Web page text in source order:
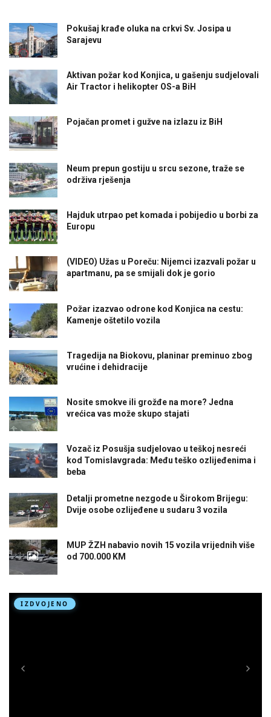
Pokušaj krađe oluka na crkvi Sv. Josipa u
Sarajevu
Aktivan požar kod Konjica, u gašenju sudjelovali
Air Tractor i helikopter OS-a BiH
Pojačan promet i gužve na izlazu iz BiH
Neum prepun gostiju u srcu sezone, traže se
održiva rješenja
Hajduk utrpao pet komada i pobijedio u borbi za
Europu
(VIDEO) Užas u Poreču: Nijemci izazvali požar u
apartmanu, pa se smijali dok je gorio
Požar izazvao odrone kod Konjica na cestu:
Kamenje oštetilo vozila
Tragedija na Biokovu, planinar preminuo zbog
vrućine i dehidracije
Nosite smokve ili grožđe na more? Jedna
vrećica vas može skupo stajati
Vozač iz Posušja sudjelovao u teškoj nesreći
kod Tomislavgrada: Među teško ozlijeđenima i
beba
Detalji prometne nezgode u Širokom Brijegu:
Dvije osobe ozlijeđene u sudaru 3 vozila
MUP ŽZH nabavio novih 15 vozila vrijednih više
od 700.000 KM